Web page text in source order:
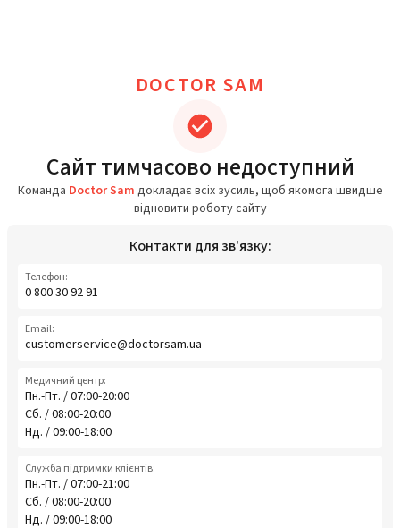
DOCTOR SAM
Сайт тимчасово недоступний
Команда Doctor Sam докладає всіх зусиль, щоб якомога швидше
відновити роботу сайту
Контакти для зв'язку:
Телефон:
0 800 30 92 91
Email:
customerservice@doctorsam.ua
Медичний центр:
Пн.-Пт. / 07:00-20:00
Сб. / 08:00-20:00
Нд. / 09:00-18:00
Служба підтримки клієнтів:
Пн.-Пт. / 07:00-21:00
Сб. / 08:00-20:00
Нд. / 09:00-18:00